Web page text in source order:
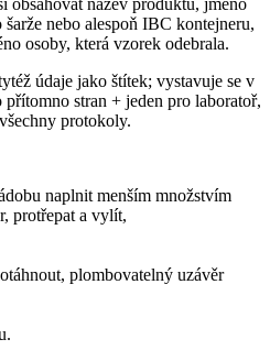
obsahovat název produktu, jméno
nebo alespoň IBC kontejneru,
osoby, která vzorek odebrala.
údaje jako štítek; vystavuje se v
stran + jeden pro laboratoř,
protokoly.
naplnit menším množstvím
protřepat a vylít,
plombovatelný uzávěr